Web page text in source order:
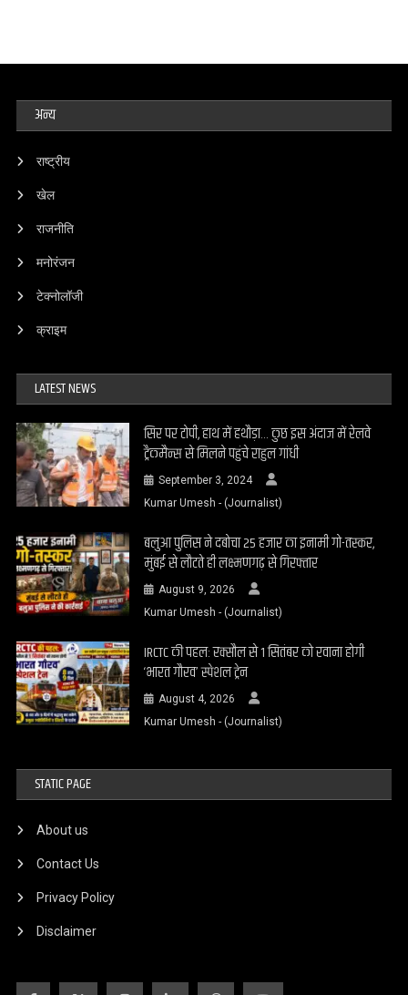
अन्य
राष्ट्रीय
खेल
राजनीति
मनोरंजन
टेक्नोलॉजी
क्राइम
LATEST NEWS
सिर पर टोपी, हाथ में हथौड़ा… कुछ इस अंदाज में रेलवे
ट्रैकमैन्स से मिलने पहुंचे राहुल गांधी
September 3, 2024
Kumar Umesh - (Journalist)
बलुआ पुलिस ने दबोचा 25 हजार का इनामी गो-तस्कर,
मुंबई से लौटते ही लक्ष्मणगढ़ से गिरफ्तार
August 9, 2026
Kumar Umesh - (Journalist)
IRCTC की पहल: रक्सौल से 1 सितंबर को रवाना होगी
‘भारत गौरव’ स्पेशल ट्रेन
August 4, 2026
Kumar Umesh - (Journalist)
STATIC PAGE
About us
Contact Us
Privacy Policy
Disclaimer